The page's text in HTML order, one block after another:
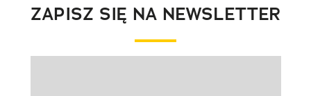
ZAPISZ SIĘ NA NEWSLETTER